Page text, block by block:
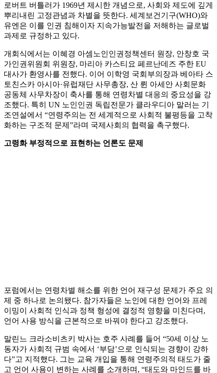
로버트 버틀러가 1969년 제시한 개념으로, 사회와 제도에 깊게
뿌리내린 고정관념과 차별을 뜻한다. 세계보건기구(WHO)와
유엔은 이를 인권 침해이자 지속가능발전을 저해하는 글로벌
과제로 규정하고 있다.
개회식에서는 이혜경 아셈노인인권정책센터 원장, 안창호 국
가인권위원회 위원장, 마리아 카스티요 페르난데즈 주한 EU
대사가 환영사를 전했다. 이어 이학영 국회부의장과 베아타 스
토친스카 아시아·유럽재단 사무총장, 산 륀 아세안 사회문화
공동체 사무차장이 축사를 통해 연령차별 대응의 중요성을 강
조했다. 특히 UN 노인인권 독립전문가 클라우디아 말러는 기
조연설에서 “연령주의는 전 세계적으로 사회적 불평등을 고착
화하는 구조적 문제”라며 국제사회의 협력을 촉구했다.
고령화 부정적으로 표현하는 언론도 문제
포럼에서는 연령차별 해소를 위한 언어 재구성 문제가 주요 의
제 중 하나로 논의됐다. 참가자들은 노인에 대한 언어와 프레
이밍이 사회적 인식과 정책 형성에 결정적 영향을 미친다며,
언어 사용 방식을 근본적으로 바꿔야 한다고 강조했다.
말린느 크라소비츠키 박사는 호주 사례를 들어 “50세 이상 노
동자가 사회적 규범 속에서 ‘부담’으로 인식되는 경향이 강하
다”고 지적했다. 그는 교육 개입을 통해 연령주의적 태도가 줄
고 언어 사용이 변하는 사례를 소개하며, “태도와 마인드를 바